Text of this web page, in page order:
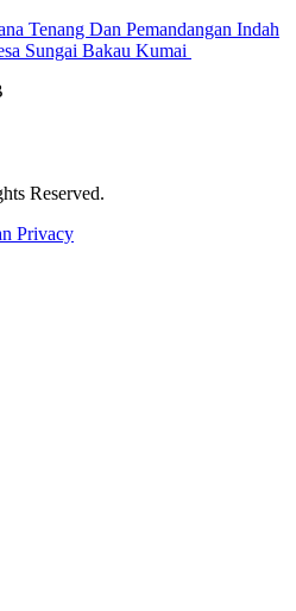
Tenang Dan Pemandangan Indah
Sungai Bakau Kumai
Reserved.
Privacy